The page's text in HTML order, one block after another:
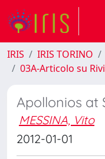
IRIS IRIS TORINO
03A-Articolo su
Apollonios at
MESSINA, Vito
2012-01-01